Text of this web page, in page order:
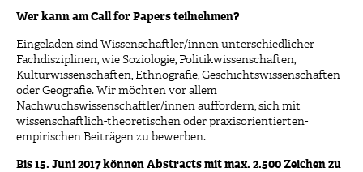
Wer kann am Call for Papers teilnehmen?
Eingeladen sind Wissenschaftler/innen unterschiedlicher
Fachdisziplinen, wie Soziologie, Politikwissenschaften,
Kulturwissenschaften, Ethnografie, Geschichtswissenschaften
oder Geografie. Wir möchten vor allem
Nachwuchswissenschaftler/innen auffordern, sich mit
wissenschaftlich-theoretischen oder praxisorientierten-
empirischen Beiträgen zu bewerben.
Bis 15. Juni 2017 können Abstracts mit max. 2.500 Zeichen zu